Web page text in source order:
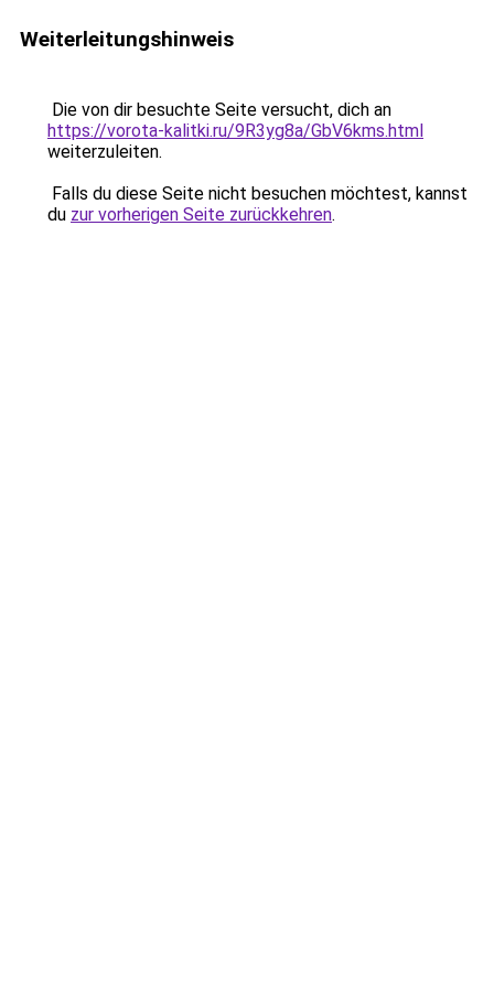
Weiterleitungshinweis
Die von dir besuchte Seite versucht, dich an
https://vorota-kalitki.ru/9R3yg8a/GbV6kms.html
weiterzuleiten.
Falls du diese Seite nicht besuchen möchtest, kannst
du zur vorherigen Seite zurückkehren.